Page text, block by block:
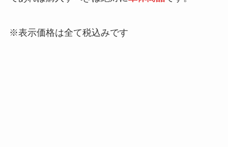
※表示価格は全て税込みです